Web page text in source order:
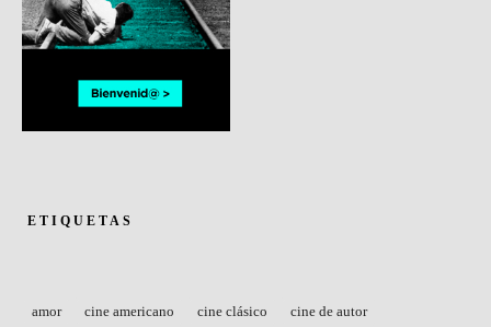
ETIQUETAS
amor cine americano cine clásico
cine de autor